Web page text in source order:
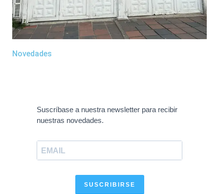
Novedades
Suscríbase a nuestra newsletter para recibir
nuestras novedades.
SUSCRIBIRSE